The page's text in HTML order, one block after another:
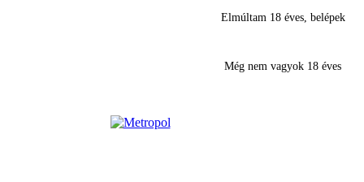
Elmúltam 18 éves, belépek
Még nem vagyok 18 éves